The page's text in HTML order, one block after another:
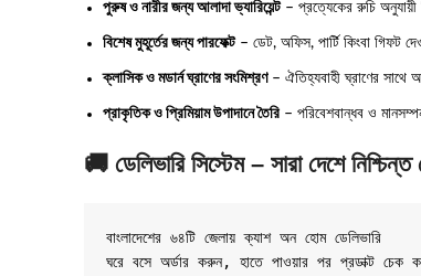
পুরুষ ও নারীর জন্য আলাদা ভ্যারিয়েন্ট– প্রত্যেকের রুচি অনুযায়ী
বিশেষ মুহূর্তের জন্য পারফেক্ট– ডেট, অফিস, পার্টি কিংবা গিফট
ক্লাসিক ও মডার্ন ঘ্রাণের সংমিশ্রণ– ঐতিহ্যবাহী ঘ্রাণের সাথে
প্রাকৃতিক ও প্রিমিয়াম উপাদানে তৈরি– পরিবেশবান্ধব ও
🚚 ডেলিভারি সিস্টেম – সারা দেশে
বাংলাদেশের ৬৪টি জেলায় ক্যাশ অন হোম ডেলিভারি
ঘরে বসে অর্ডার করুন, হাতে পাওয়ার পর প্রডাক্ট চেক